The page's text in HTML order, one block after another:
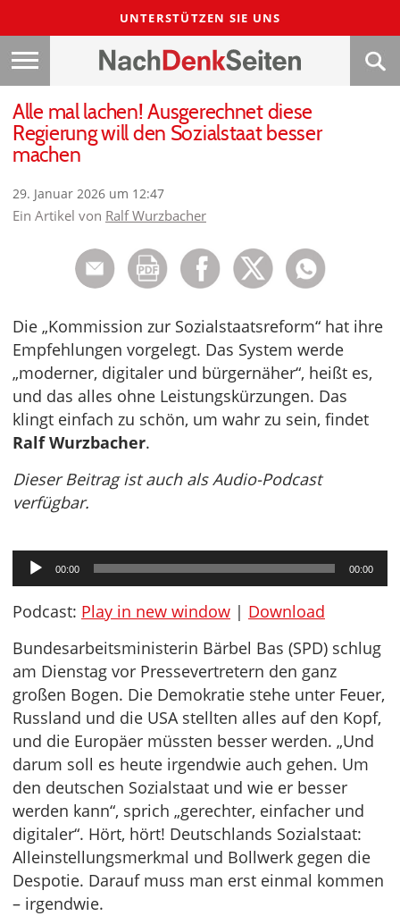
UNTERSTÜTZEN SIE UNS
Alle mal lachen! Ausgerechnet diese
Regierung will den Sozialstaat besser
machen
29. Januar 2026 um 12:47
Ein Artikel von Ralf Wurzbacher
Die „Kommission zur Sozialstaatsreform“ hat ihre
Empfehlungen vorgelegt. Das System werde
„moderner, digitaler und bürgernäher“, heißt es,
und das alles ohne Leistungskürzungen. Das
klingt einfach zu schön, um wahr zu sein, findet
Ralf Wurzbacher.
Dieser Beitrag ist auch als Audio-Podcast
verfügbar.
Audio-
Player
00:00 00:00
Podcast: Play in new window | Download
Bundesarbeitsministerin Bärbel Bas (SPD) schlug
am Dienstag vor Pressevertretern den ganz
großen Bogen. Die Demokratie stehe unter Feuer,
Russland und die USA stellten alles auf den Kopf,
und die Europäer müssten besser werden. „Und
darum soll es heute irgendwie auch gehen. Um
den deutschen Sozialstaat und wie er besser
werden kann“, sprich „gerechter, einfacher und
digitaler“. Hört, hört! Deutschlands Sozialstaat:
Alleinstellungsmerkmal und Bollwerk gegen die
Despotie. Darauf muss man erst einmal kommen
– irgendwie.